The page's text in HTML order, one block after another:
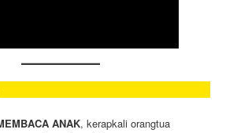
ANAK, kerapkali orangtua